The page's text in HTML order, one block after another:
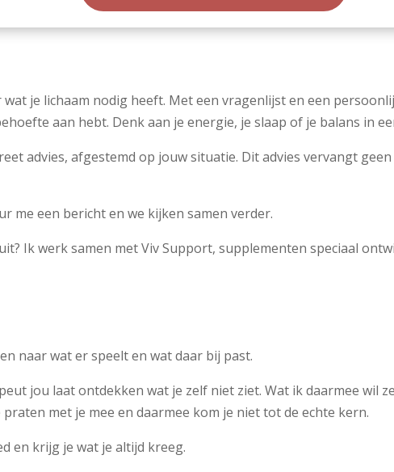
je lichaam nodig heeft. Met een vragenlijst en een
aan hebt. Denk aan je energie, je slaap of je balans in
advies, afgestemd op jouw situatie. Dit advies vervangt
me een bericht en we kijken samen verder.
Ik werk samen met Viv Support, supplementen speciaal
naar wat er speelt en wat daar bij past.
jou laat ontdekken wat je zelf niet ziet. Wat ik daarmee wil
met je mee en daarmee kom je niet tot de echte kern.
en krijg je wat je altijd kreeg.